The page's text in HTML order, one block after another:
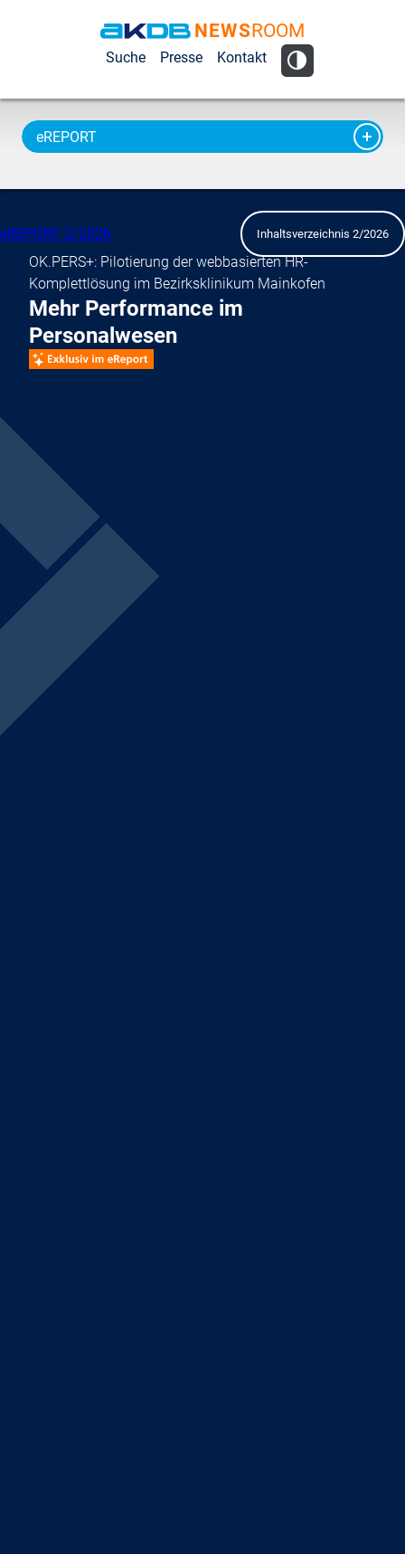
AKDB Anstalt
Kommunale
Datenverarbeitung
NEWSROOM
Suche Presse Kontakt
eREPORT
eREPORT 2/2026 Inhaltsverzeichnis 2/2026
OK.PERS+: Pilotierung der webbasierten HR-
Komplettlösung im Bezirksklinikum Mainkofen
Mehr Performance im
Personalwesen